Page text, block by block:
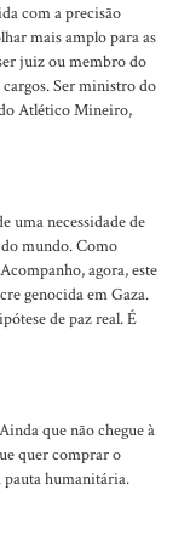
com a precisão
mais amplo para as
juiz ou membro do
Ser ministro do
Atlético Mineiro,
uma necessidade de
mundo. Como
agora, este
genocida em Gaza.
de paz real. É
que não chegue à
quer comprar o
pauta humanitária.